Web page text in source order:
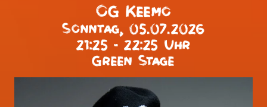
OG Keemo
Sonntag, 05.07.2026
21:25 - 22:25 Uhr
Green Stage